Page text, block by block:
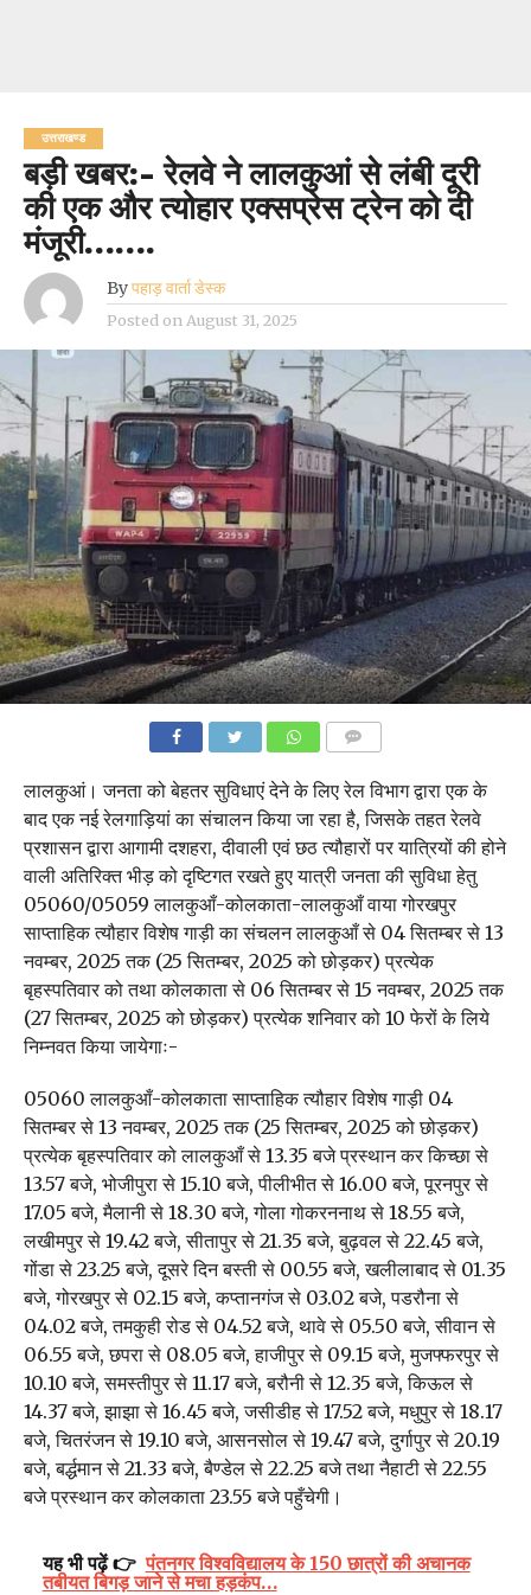
उत्तराखण्ड
बड़ी खबर:- रेलवे ने लालकुआं से लंबी दूरी
की एक और त्योहार एक्सप्रेस ट्रेन को दी
मंजूरी…….
Byपहाड़ वार्ता डेस्क
Posted on August 31, 2025
लालकुआं। जनता को बेहतर सुविधाएं देने के लिए रेल विभाग द्वारा एक के
बाद एक नई रेलगाड़ियां का संचालन किया जा रहा है, जिसके तहत रेलवे
प्रशासन द्वारा आगामी दशहरा, दीवाली एवं छठ त्यौहारों पर यात्रियों की होने
वाली अतिरिक्त भीड़ को दृष्टिगत रखते हुए यात्री जनता की सुविधा हेतु
05060/05059 लालकुआँ-कोलकाता-लालकुआँ वाया गोरखपुर
साप्ताहिक त्यौहार विशेष गाड़ी का संचलन लालकुआँ से 04 सितम्बर से 13
नवम्बर, 2025 तक (25 सितम्बर, 2025 को छोड़कर) प्रत्येक
बृहस्पतिवार को तथा कोलकाता से 06 सितम्बर से 15 नवम्बर, 2025 तक
(27 सितम्बर, 2025 को छोड़कर) प्रत्येक शनिवार को 10 फेरों के लिये
निम्नवत किया जायेगाः-
05060 लालकुआँ-कोलकाता साप्ताहिक त्यौहार विशेष गाड़ी 04
सितम्बर से 13 नवम्बर, 2025 तक (25 सितम्बर, 2025 को छोड़कर)
प्रत्येक बृहस्पतिवार को लालकुआँ से 13.35 बजे प्रस्थान कर किच्छा से
13.57 बजे, भोजीपुरा से 15.10 बजे, पीलीभीत से 16.00 बजे, पूरनपुर से
17.05 बजे, मैलानी से 18.30 बजे, गोला गोकरननाथ से 18.55 बजे,
लखीमपुर से 19.42 बजे, सीतापुर से 21.35 बजे, बुढ़वल से 22.45 बजे,
गोंडा से 23.25 बजे, दूसरे दिन बस्ती से 00.55 बजे, खलीलाबाद से 01.35
बजे, गोरखपुर से 02.15 बजे, कप्तानगंज से 03.02 बजे, पडरौना से
04.02 बजे, तमकुही रोड से 04.52 बजे, थावे से 05.50 बजे, सीवान से
06.55 बजे, छपरा से 08.05 बजे, हाजीपुर से 09.15 बजे, मुजफ्फरपुर से
10.10 बजे, समस्तीपुर से 11.17 बजे, बरौनी से 12.35 बजे, किऊल से
14.37 बजे, झाझा से 16.45 बजे, जसीडीह से 17.52 बजे, मधुपुर से 18.17
बजे, चितरंजन से 19.10 बजे, आसनसोल से 19.47 बजे, दुर्गापुर से 20.19
बजे, बर्द्धमान से 21.33 बजे, बैण्डेल से 22.25 बजे तथा नैहाटी से 22.55
बजे प्रस्थान कर कोलकाता 23.55 बजे पहुँचेगी।
यह भी पढ़ें 👉 पंतनगर विश्वविद्यालय के 150 छात्रों की अचानक
तबीयत बिगड़ जाने से मचा हड़कंप…